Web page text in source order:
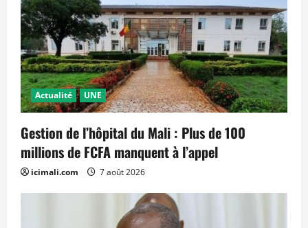
Actualité UNE
Gestion de l’hôpital du Mali : Plus de 100
millions de FCFA manquent à l’appel
icimali.com 7 août 2026